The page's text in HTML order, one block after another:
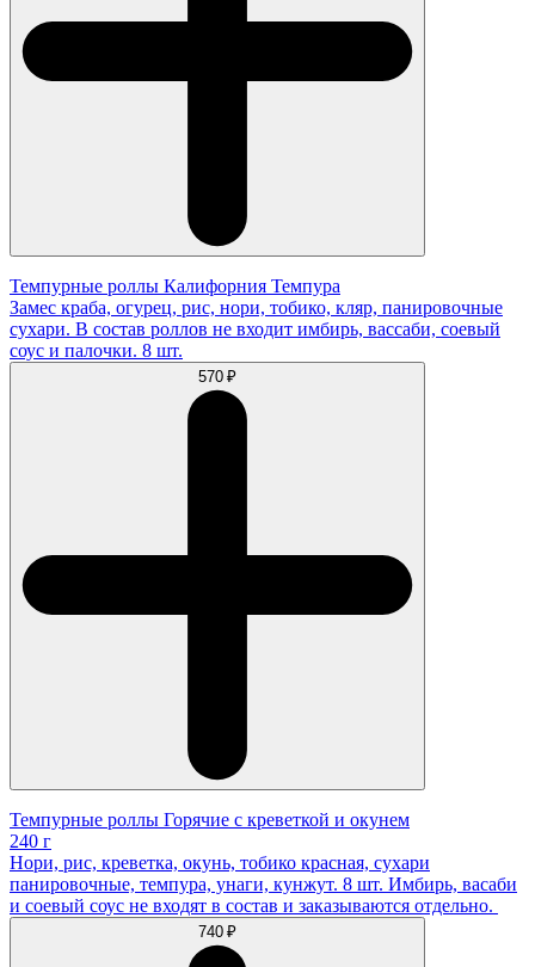
Темпурные роллы Калифорния Темпура
Замес краба, огурец, рис, нори, тобико, кляр, панировочные
сухари. В состав роллов не входит имбирь, вассаби, соевый
соус и палочки. 8 шт.
570 ₽
Темпурные роллы Горячие с креветкой и окунем
240 г
Нори, рис, креветка, окунь, тобико красная, сухари
панировочные, темпура, унаги, кунжут. 8 шт. Имбирь, васаби
и соевый соус не входят в состав и заказываются отдельно.
740 ₽